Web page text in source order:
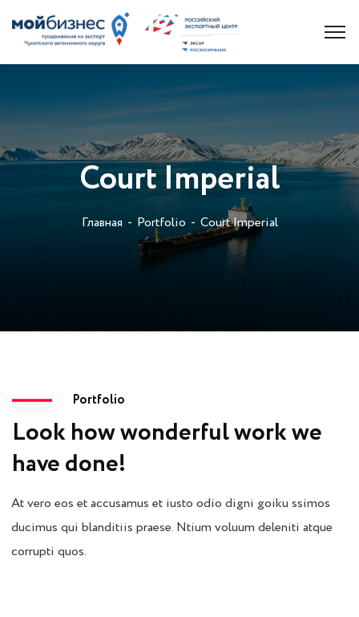
Court Imperial
Главная Portfolio Court Imperial
Portfolio
Look how wonderful work we
have done!
At vero eos et accusamus et iusto odio digni goiku ssimos
ducimus qui blanditiis praese. Ntium voluum deleniti atque
corrupti quos.